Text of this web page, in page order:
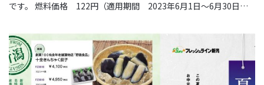
です。 燃料価格 122円（適用期間 2023年6月1日～6月30日）